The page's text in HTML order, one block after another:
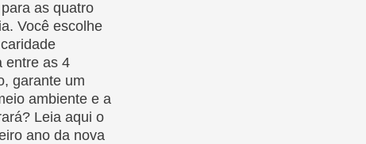
as quatro
Você escolhe
entre as 4
garante um
ambiente e a
Leia aqui o
ano da nova